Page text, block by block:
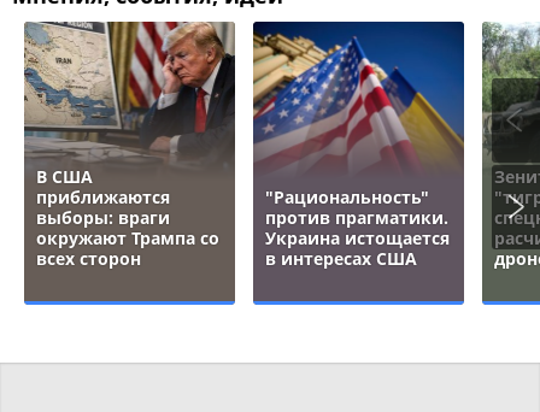
В США
приближаются
выборы: враги
окружают Трампа со
всех сторон
"Рациональность"
против прагматики.
Украина истощается
в интересах США